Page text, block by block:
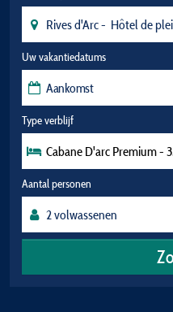
Uw vakantiedatums
Type verblijf
Cabane D'arc Premium -
Aantal personen